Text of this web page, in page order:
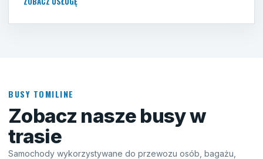
BUSY TOMILINE
Zobacz nasze busy w
trasie
Samochody wykorzystywane do przewozu osób, bagażu,